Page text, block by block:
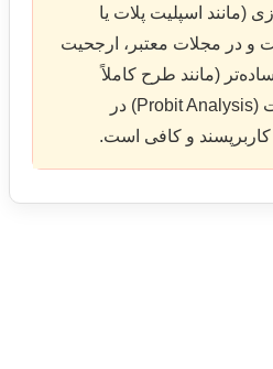
(مانند اسپلیت پلات یا
و در مجلات معتبر، ارجحیت
(مانند طرح کاملاً
تصادفی) یا تحلیل پروبیت (Probit Analysis) در
کاربرپسند و کافی است.